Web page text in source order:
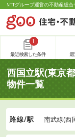
NTTグループ運営の不動産総
1
最近検索した条件 最
西国立駅(東京
物件一覧
路線/駅 南武線(西